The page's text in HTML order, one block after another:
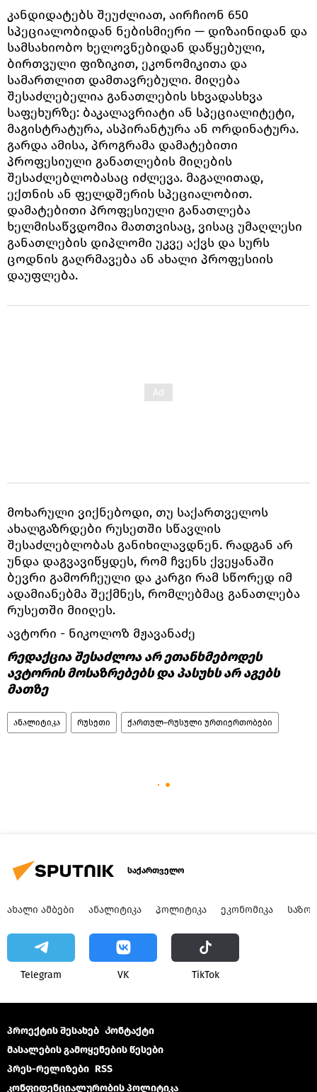
კანდიდატებს შეუძლიათ, აირჩიონ 650
სპეციალობიდან ნებისმიერი — დიზაინიდან და
სამსახიობო ხელოვნებიდან დაწყებული,
ბირთვული ფიზიკით, ეკონომიკითა და
სამართლით დამთავრებული. მიღება
შესაძლებელია განათლების სხვადასხვა
საფეხურზე: ბაკალავრიატი ან სპეციალიტეტი,
მაგისტრატურა, ასპირანტურა ან ორდინატურა.
გარდა ამისა, პროგრამა დამატებითი
პროფესიული განათლების მიღების
შესაძლებლობასაც იძლევა. მაგალითად,
ექთნის ან ფელდშერის სპეციალობით.
დამატებითი პროფესიული განათლება
ხელმისაწვდომია მათთვისაც, ვისაც უმაღლესი
განათლების დიპლომი უკვე აქვს და სურს
ცოდნის გაღრმავება ან ახალი პროფესიის
დაუფლება.
მოხარული ვიქნებოდი, თუ საქართველოს
ახალგაზრდები რუსეთში სწავლის
შესაძლებლობას განიხილავდნენ. რადგან არ
უნდა დაგვავიწყდეს, რომ ჩვენს ქვეყანაში
ბევრი გამორჩეული და კარგი რამ სწორედ იმ
ადამიანებმა შექმნეს, რომლებმაც განათლება
რუსეთში მიიღეს.
ავტორი - ნიკოლოზ მჟავანაძე
რედაქცია შესაძლოა არ ეთანხმებოდეს
ავტორის მოსაზრებებს და პასუხს არ აგებს
მათზე
ანალიტიკა რუსეთი ქართულ–რუსული ურთიერთობები
საქართველო
ᲐᲮᲐᲚᲘ ᲐᲛᲑᲔᲑᲘ ᲐᲜᲐᲚᲘᲢᲘᲙᲐ ᲞᲝᲚᲘᲢᲘᲙᲐ ᲔᲙᲝᲜᲝᲛᲘᲙᲐ
Telegram VK ТikТоk
პროექტის შესახებ Კონტაქტი
მასალების გამოყენების წესები
პრეს-რელიზები RSS
კონფიდენციალურობის პოლიტიკა